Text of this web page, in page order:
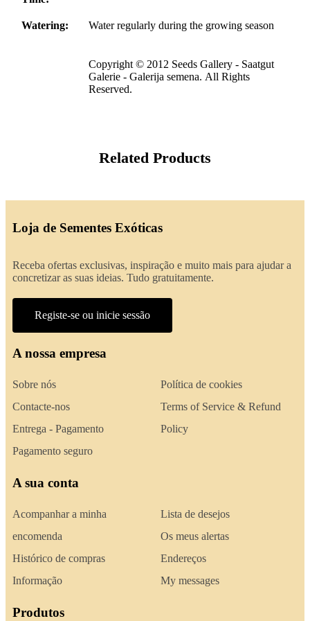
Watering: Water regularly during the growing season
Copyright © 2012 Seeds Gallery - Saatgut
Galerie - Galerija semena. All Rights
Reserved.
Related Products
Loja de Sementes Exóticas
Receba ofertas exclusivas, inspiração e muito mais para ajudar a
concretizar as suas ideias. Tudo gratuitamente.
Registe-se ou inicie sessão
A nossa empresa
Sobre nós
Contacte-nos
Entrega - Pagamento
Pagamento seguro
Política de cookies
Terms of Service & Refund
Policy
A sua conta
Acompanhar a minha
encomenda
Histórico de compras
Informação
Lista de desejos
Os meus alertas
Endereços
My messages
Produtos